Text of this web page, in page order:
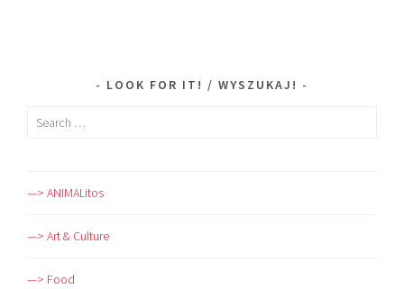
LOOK FOR IT! / WYSZUKAJ!
Search
—> ANIMALitos
—> Art & Culture
—> Food